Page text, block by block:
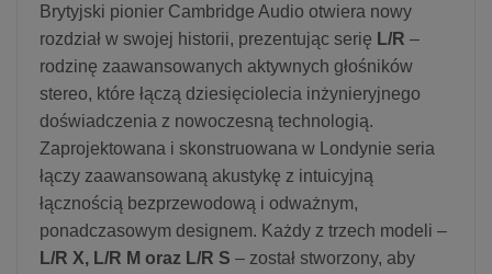
Brytyjski pionier Cambridge Audio otwiera nowy
rozdział w swojej historii, prezentując serię L/R –
rodzinę zaawansowanych aktywnych głośników
stereo, które łączą dziesięciolecia inżynieryjnego
doświadczenia z nowoczesną technologią.
Zaprojektowana i skonstruowana w Londynie seria
łączy zaawansowaną akustykę z intuicyjną
łącznością bezprzewodową i odważnym,
ponadczasowym designem. Każdy z trzech modeli –
L/R X, L/R M oraz L/R S – został stworzony, aby